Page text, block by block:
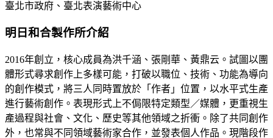
臺北市政府、臺北表演藝術中心
明日和合製作所介紹
2016年創立，核心成員為洪千涵、張剛華、黃鼎云。試圖以團
體形式尋求創作上多樣可能，打破以職位、技術、功能為導向
的創作模式，將三人同時置放於「作者」位置，以水平式生產
進行藝術創作。表現形式上不侷限特定類型／媒體，更重視生
產過程與社會、文化、歷史等其他領域之折衝。除了共同創作
外，也常與不同領域藝術家合作，並發表個人作品。現階段作